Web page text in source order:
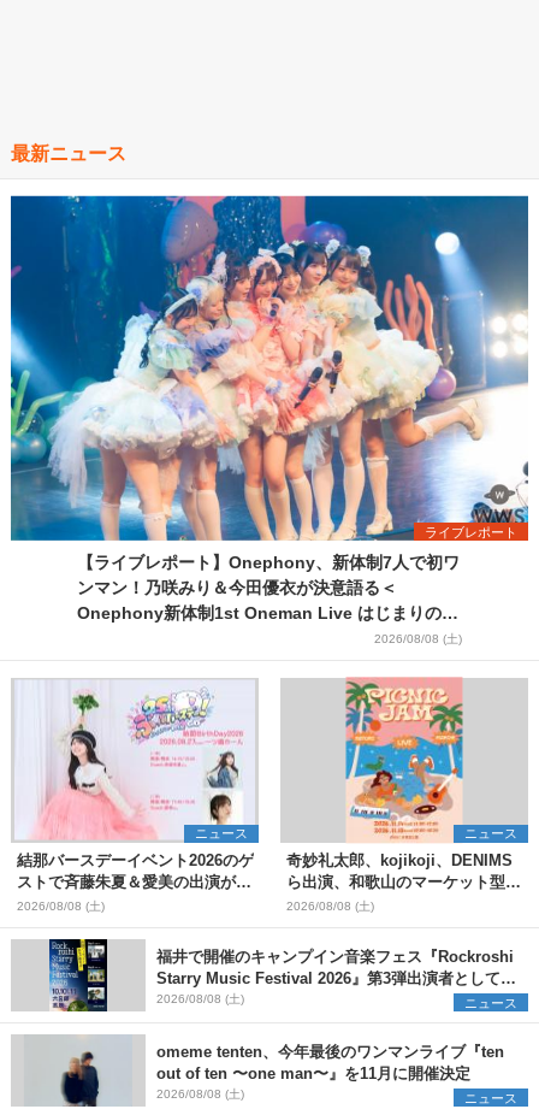
最新ニュース
ライブレポート
【ライブレポート】Onephony、新体制7人で初ワ
ンマン！乃咲みり＆今田優衣が決意語る＜
Onephony新体制1st Oneman Live はじまりの夏
2026/08/08 (土)
ニュース
結那バースデーイベント2026のゲ
ストで斉藤朱夏＆愛美の出演が決
定
2026/08/08 (土)
ニュース
奇妙礼太郎、kojikoji、DENIMS
ら出演、和歌山のマーケット型野
外イベント『PICNIC JAM
2026』早割チケット発売開始
2026/08/08 (土)
福井で開催のキャンプイン音楽フェス『Rockroshi
Starry Music Festival 2026』第3弾出演者として
SCOOBIE DO、かりゆし58、Reiを発表
2026/08/08 (土) ニュース
omeme tenten、今年最後のワンマンライブ『ten
out of ten 〜one man〜』を11月に開催決定
2026/08/08 (土) ニュース